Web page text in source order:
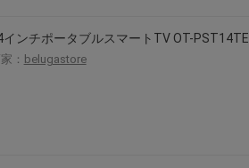
インチポータブルスマートTV OT-PST14TE
： belugastore